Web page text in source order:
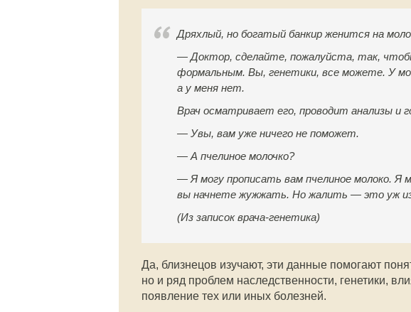
Дряхлый, но богатый банкир женится на
— Доктор, сделайте, пожалуйста, так,
формальным. Вы, генетики, все можете. У
а у меня нет.
Врач осматривает его, проводит анализы и
— Увы, вам уже ничего не поможет.
— А пчелиное молочко?
— Я могу прописать вам пчелиное молоко. Я
вы начнете жужжать. Но жалить — это уж
(Из записок врача-генетика)
Да, близнецов изучают, эти данные помогают
но и ряд проблем наследственности, генетики,
появление тех или иных болезней.